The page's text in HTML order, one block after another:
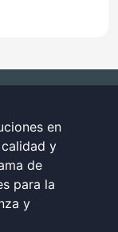
en
y
de
para la
y